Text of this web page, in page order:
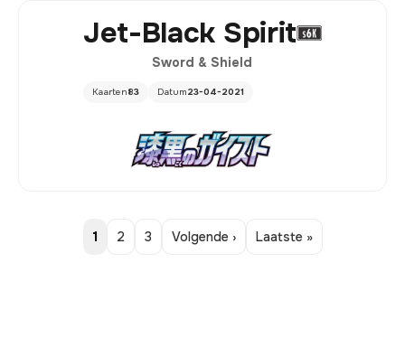
Jet-Black Spirit
Sword & Shield
Kaarten83 Datum23-04-2021
1 2 3 Volgende › Laatste »